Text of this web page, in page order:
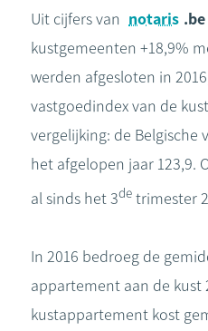
Uit cijfers van notaris .be
kustgemeenten +18,9%
werden afgesloten in
vastgoedindex van de
vergelijking: de Belgische
het afgelopen jaar 123,9.
al sinds het 3de trimester
In 2016 bedroeg de
appartement aan de kust
kustappartement kost